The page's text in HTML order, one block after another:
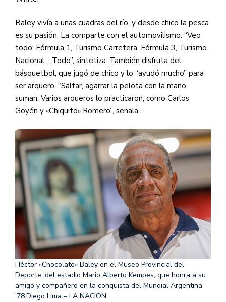
Baley vivía a unas cuadras del río, y desde chico la pesca
es su pasión. La comparte con el automovilismo. “Veo
todo: Fórmula 1, Turismo Carretera, Fórmula 3, Turismo
Nacional… Todo”, sintetiza. También disfruta del
básquetbol, que jugó de chico y lo “ayudó mucho” para
ser arquero. “Saltar, agarrar la pelota con la mano,
suman. Varios arqueros lo practicaron, como Carlos
Goyén y «Chiquito» Romero”, señala.
Héctor «Chocolate» Baley en el Museo Provincial del
Deporte, del estadio Mario Alberto Kempes, que honra a su
amigo y compañero en la conquista del Mundial Argentina
’78.Diego Lima – LA NACION